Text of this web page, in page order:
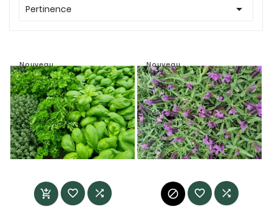
Pertinence 
Nouveau
  
Nouveau
  